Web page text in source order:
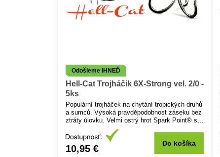
Odošleme IHNEĎ
Hell-Cat Trojháčik 6X-Strong vel. 2/0 -
5ks
Populární trojháček na chytání tropických druhů
a sumců. Vysoká pravděpodobnost záseku bez
ztráty úlovku. Velmi ostrý hrot Spark Point® s
ohromujícím efektem odolnosti a trvanlivosti.
Jedinečný pro použití na patentku, návazce,
vobler.
10,95 € Do košíka